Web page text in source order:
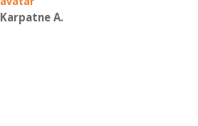
Karpatne A.